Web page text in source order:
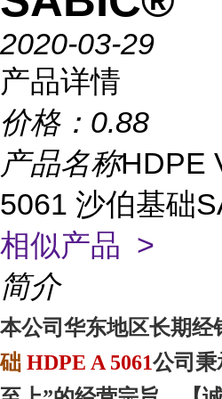
2020-03-29
产品详情
价格： 0.88
产品名称HDPE
5061 沙伯基础
相似产品 >
简介
本公司华东地区长期经
础 HDPE A 5061公司秉